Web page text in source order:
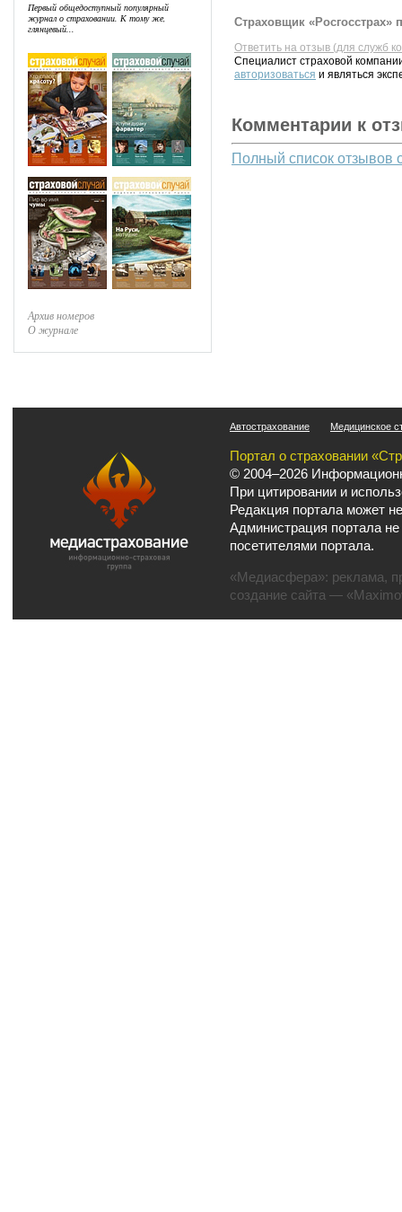
Первый общедоступный популярный
журнал о страховании. К тому же,
глянцевый...
Архив номеров
О журнале
Страховщик «Росгосстрах»
Ответить на отзыв (для служб
Специалист страховой
авторизоваться и являться
Комментарии к
Полный список отзывов
Автострахование Медицинское
Портал о страховании
© 2004–2026
При цитировании и
Редакция портала может
Администрация портала
посетителями портала.
«Медиасфера»: реклама,
создание сайта —